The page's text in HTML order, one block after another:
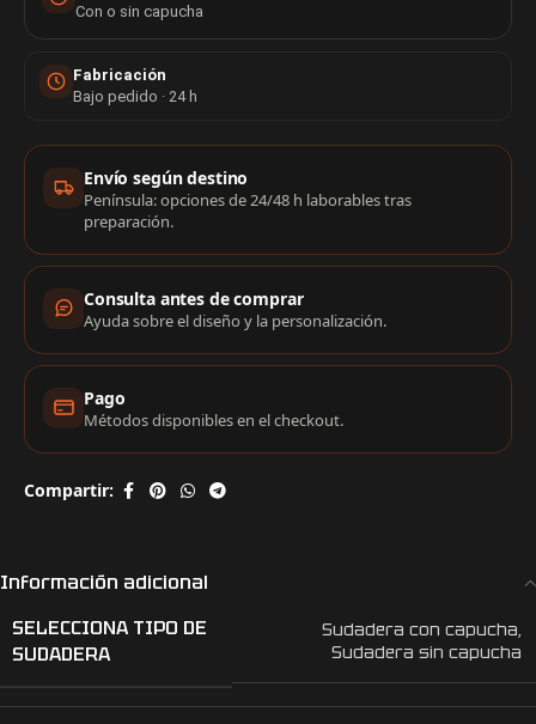
Con o sin capucha
Fabricación
Bajo pedido · 24 h
Información de compra
Envío según destino
Península: opciones de 24/48 h laborables tras
preparación.
Consulta antes de comprar
Ayuda sobre el diseño y la personalización.
Pago
Métodos disponibles en el checkout.
Compartir:
Información adicional
SELECCIONA TIPO DE
SUDADERA
Sudadera con capucha,
Sudadera sin capucha